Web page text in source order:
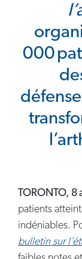
000
TORONTO,
patients
indéniables.
bulletin sur